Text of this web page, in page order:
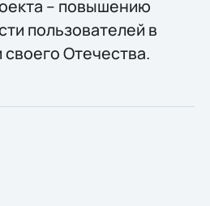
– повышению
пользователей в
Отечества.